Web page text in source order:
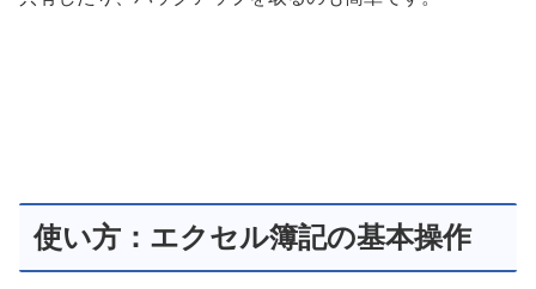
使い方：エクセル簿記の基本操作